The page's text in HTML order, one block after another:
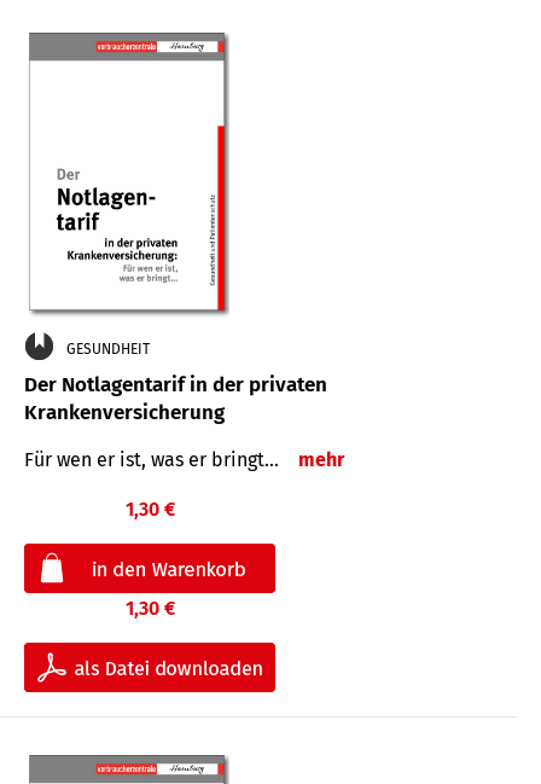
GESUNDHEIT
Der Notlagentarif in der privaten
Krankenversicherung
Für wen er ist, was er bringt… mehr
1,30 €
1,30 €